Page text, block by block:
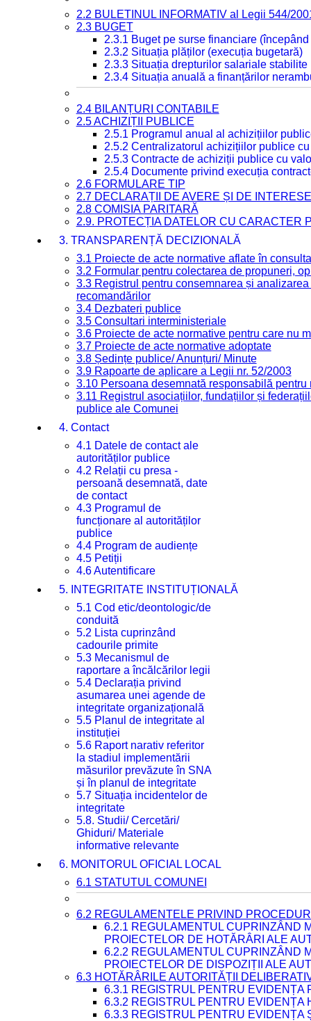
2.2 BULETINUL INFORMATIV al Legii 544/
2.3 BUGET
2.3.1 Buget pe surse financiare
2.3.2 Situația plăților (execuția bugetară)
2.3.3 Situația drepturilor salariale
2.3.4 Situația anuală a finanțărilor
2.4 BILANȚURI CONTABILE
2.5 ACHIZIȚII PUBLICE
2.5.1 Programul anual al achizițiilor
2.5.2 Centralizatorul achizițiilor publice
2.5.3 Contracte de achiziții publice cu
2.5.4 Documente privind execuția
2.6 FORMULARE TIP
2.7 DECLARAȚII DE AVERE ȘI DE INTERESE
2.8 COMISIA PARITARĂ
2.9. PROTECȚIA DATELOR CU CARACTER
3. TRANSPARENȚĂ DECIZIONALĂ
3.1 Proiecte de acte normative aflate în
3.2 Formular pentru colectarea de propuneri,
3.3 Registrul pentru consemnarea și
recomandărilor
3.4 Dezbateri publice
3.5 Consultari interministeriale
3.6 Proiecte de acte normative pentru care nu
3.7 Proiecte de acte normative adoptate
3.8 Ședințe publice/ Anunțuri/ Minute
3.9 Rapoarte de aplicare a Legii nr. 52/2003
3.10 Persoana desemnată responsabilă
3.11 Registrul asociațiilor, fundațiilor și
publice ale Comunei
4. Contact
4.1 Datele de contact ale
autorităților publice
4.2 Relații cu presa -
persoană desemnată, date
de contact
4.3 Programul de
funcționare al autorităților
publice
4.4 Program de audiențe
4.5 Petiții
4.6 Autentificare
5. INTEGRITATE INSTITUȚIONALĂ
5.1 Cod etic/deontologic/de
conduită
5.2 Lista cuprinzând
cadourile primite
5.3 Mecanismul de
raportare a încălcărilor legii
5.4 Declarația privind
asumarea unei agende de
integritate organizațională
5.5 Planul de integritate al
instituției
5.6 Raport narativ referitor
la stadiul implementării
măsurilor prevăzute în SNA
și în planul de integritate
5.7 Situația incidentelor de
integritate
5.8. Studii/ Cercetări/
Ghiduri/ Materiale
informative relevante
6. MONITORUL OFICIAL LOCAL
6.1 STATUTUL COMUNEI
6.2 REGULAMENTELE PRIVIND
6.2.1 REGULAMENTUL CUPRINZÂND
PROIECTELOR DE HOTĂRÂRI ALE
6.2.2 REGULAMENTUL CUPRINZÂND
PROIECTELOR DE DISPOZIȚII ALE
6.3 HOTĂRÂRILE AUTORITĂȚII
6.3.1 REGISTRUL PENTRU EVIDENȚA
6.3.2 REGISTRUL PENTRU EVIDENȚA
6.3.3 REGISTRUL PENTRU EVIDENȚA